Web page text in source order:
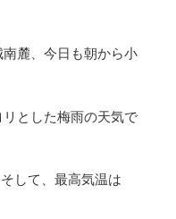
麓、今日も朝から小
とした梅雨の天気で
して、最高気温は